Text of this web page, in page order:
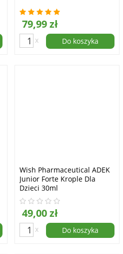
79,99 zł
x Do koszyka
Wish Pharmaceutical ADEK
Junior Forte Krople Dla
Dzieci 30ml
49,00 zł
x Do koszyka